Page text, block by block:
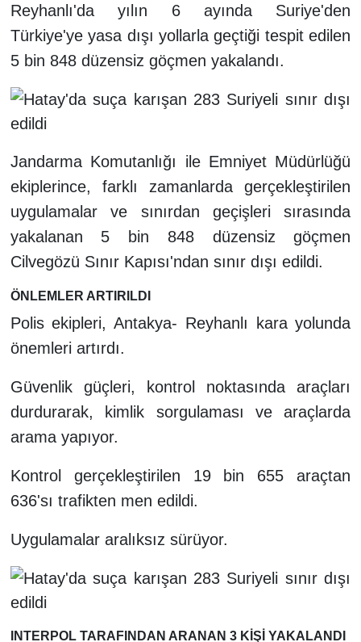
Reyhanlı'da yılın 6 ayında Suriye'den
Türkiye'ye yasa dışı yollarla geçtiği tespit edilen
5 bin 848 düzensiz göçmen yakalandı.
Jandarma Komutanlığı ile Emniyet Müdürlüğü
ekiplerince, farklı zamanlarda gerçekleştirilen
uygulamalar ve sınırdan geçişleri sırasında
yakalanan 5 bin 848 düzensiz göçmen
Cilvegözü Sınır Kapısı'ndan sınır dışı edildi.
ÖNLEMLER ARTIRILDI
Polis ekipleri, Antakya- Reyhanlı kara yolunda
önemleri artırdı.
Güvenlik güçleri, kontrol noktasında araçları
durdurarak, kimlik sorgulaması ve araçlarda
arama yapıyor.
Kontrol gerçekleştirilen 19 bin 655 araçtan
636'sı trafikten men edildi.
Uygulamalar aralıksız sürüyor.
INTERPOL TARAFINDAN ARANAN 3 KİŞİ YAKALANDI